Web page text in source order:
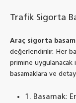
Trafik Sigorta
Araç sigorta
değerlendirilir. Her
primine uygulanacak
basamaklara ve
1. Basamak: